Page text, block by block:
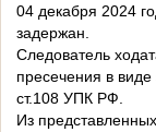
04 декабря 2024
задержан.
Следователь
пресечения в виде
ст.108 УПК РФ.
Из